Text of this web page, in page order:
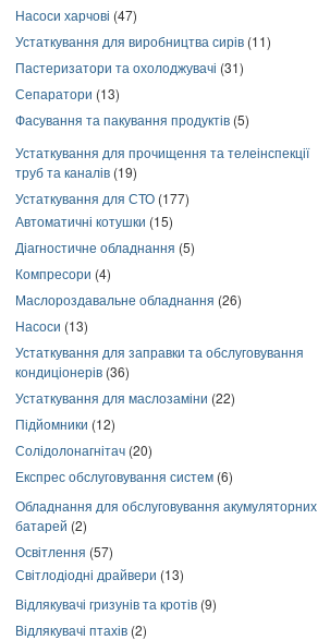
Насоси харчові (47)
Устаткування для виробництва сирів (11)
Пастеризатори та охолоджувачі (31)
Сепаратори (13)
Фасування та пакування продуктів (5)
Устаткування для прочищення та телеінспекції
труб та каналів (19)
Устаткування для СТО (177)
Автоматичні котушки (15)
Діагностичне обладнання (5)
Компресори (4)
Маслороздавальне обладнання (26)
Насоси (13)
Устаткування для заправки та обслуговування
кондиціонерів (36)
Устаткування для маслозаміни (22)
Підйомники (12)
Солідолонагнітач (20)
Експрес обслуговування систем (6)
Обладнання для обслуговування акумуляторних
батарей (2)
Освітлення (57)
Світлодіодні драйвери (13)
Відлякувачі гризунів та кротів (9)
Відлякувачі птахів (2)